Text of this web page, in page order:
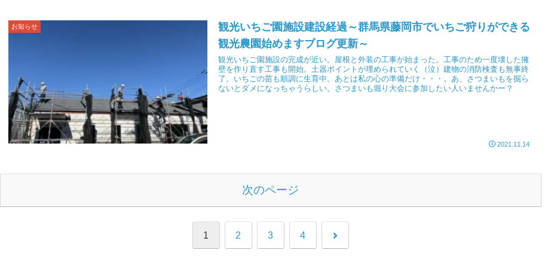
お知らせ
観光いちご園施設建設経過～群馬県藤岡市でいちご狩りができる
観光農園始めますブログ更新～
観光いちご園施設の完成が近い。屋根と外装の工事が始まった。工事のため一度壊した擁
壁を作り直す工事も開始。土器ポイントが埋められていく（泣）建物の消防検査も無事終
了。いちごの苗も順調に生育中。あとは私の心の準備だけ・・・。あ、さつまいもを掘ら
ないとダメになっちゃうらしい。さつまいも堀り大会に参加したい人いませんかー？
2021.11.14
次のページ
1 2 3 4